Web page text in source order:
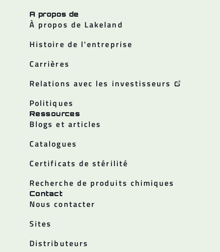
A propos de
À propos de Lakeland
Histoire de l'entreprise
Carrières
Relations avec les investisseurs
Politiques
Ressources
Blogs et articles
Catalogues
Certificats de stérilité
Recherche de produits chimiques
Contact
Nous contacter
Sites
Distributeurs